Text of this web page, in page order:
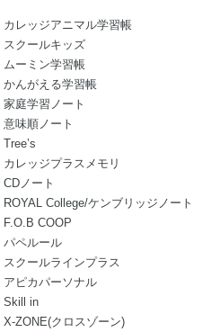
カレッジアニマル学習帳
スクールキッズ
ムーミン学習帳
かんがえる学習帳
家庭学習ノート
意味順ノート
Tree’s
カレッジプラスメモリ
CDノート
ROYAL College/ケンブリッジノート
F.O.B COOP
パペルール
スクールラインプラス
アピカパーソナル
Skill in
X-ZONE(クロスゾーン)